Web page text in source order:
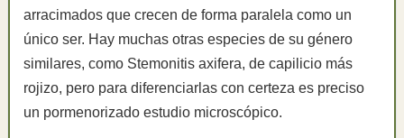
arracimados que crecen de forma paralela como un
único ser. Hay muchas otras especies de su género
similares, como Stemonitis axifera, de capilicio más
rojizo, pero para diferenciarlas con certeza es preciso
un pormenorizado estudio microscópico.